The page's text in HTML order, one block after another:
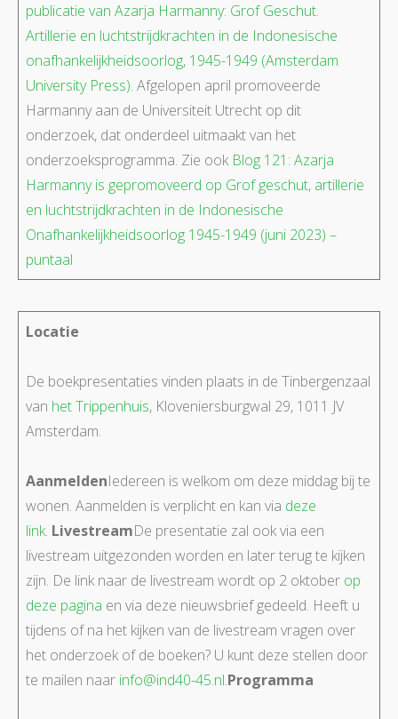
publicatie van Azarja Harmanny: Grof Geschut.
Artillerie en luchtstrijdkrachten in de Indonesische
onafhankelijkheidsoorlog, 1945-1949 (Amsterdam
University Press). Afgelopen april promoveerde
Harmanny aan de Universiteit Utrecht op dit
onderzoek, dat onderdeel uitmaakt van het
onderzoeksprogramma. Zie ook Blog 121: Azarja
Harmanny is gepromoveerd op Grof geschut, artillerie
en luchtstrijdkrachten in de Indonesische
Onafhankelijkheidsoorlog 1945-1949 (juni 2023) –
puntaal
Locatie
De boekpresentaties vinden plaats in de Tinbergenzaal
van het Trippenhuis, Kloveniersburgwal 29, 1011 JV
Amsterdam.
AanmeldenIedereen is welkom om deze middag bij te
wonen. Aanmelden is verplicht en kan via deze
link. LivestreamDe presentatie zal ook via een
livestream uitgezonden worden en later terug te kijken
zijn. De link naar de livestream wordt op 2 oktober op
deze pagina en via deze nieuwsbrief gedeeld. Heeft u
tijdens of na het kijken van de livestream vragen over
het onderzoek of de boeken? U kunt deze stellen door
te mailen naar info@ind40-45.nl.Programma